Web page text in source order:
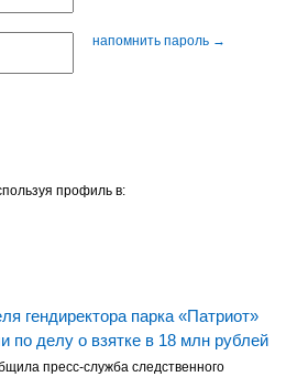
напомнить пароль →
профиль в:
гендиректора парка «Патриот»
по делу о взятке в 18 млн рублей
пресс-служба следственного